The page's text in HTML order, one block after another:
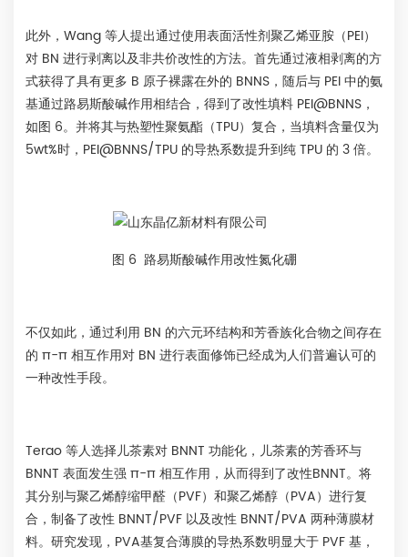
此外，Wang 等人提出通过使用表面活性剂聚乙烯亚胺（PEI）
对 BN 进行剥离以及非共价改性的方法。首先通过液相剥离的方
式获得了具有更多 B 原子裸露在外的 BNNS，随后与 PEI 中的氨
基通过路易斯酸碱作用相结合，得到了改性填料 PEI@BNNS，
如图 6。并将其与热塑性聚氨酯（TPU）复合，当填料含量仅为
5wt%时，PEI@BNNS/TPU 的导热系数提升到纯 TPU 的 3 倍。
图 6 路易斯酸碱作用改性氮化硼
不仅如此，通过利用 BN 的六元环结构和芳香族化合物之间存在
的 π-π 相互作用对 BN 进行表面修饰已经成为人们普遍认可的
一种改性手段。
Terao 等人选择儿茶素对 BNNT 功能化，儿茶素的芳香环与
BNNT 表面发生强 π-π 相互作用，从而得到了改性BNNT。将
其分别与聚乙烯醇缩甲醛（PVF）和聚乙烯醇（PVA）进行复
合，制备了改性 BNNT/PVF 以及改性 BNNT/PVA 两种薄膜材
料。研究发现，PVA基复合薄膜的导热系数明显大于 PVF 基，